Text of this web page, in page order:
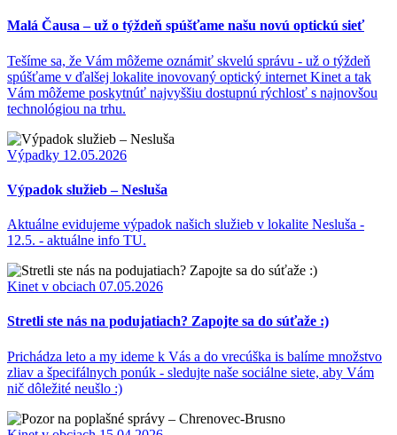
Malá Čausa – už o týždeň spúšťame našu novú optickú sieť
Tešíme sa, že Vám môžeme oznámiť skvelú správu - už o týždeň
spúšťame v ďalšej lokalite inovovaný optický internet Kinet a tak
Vám môžeme poskytnúť najvyššiu dostupnú rýchlosť s najnovšou
technológiou na trhu.
Výpadky 12.05.2026
Výpadok služieb – Nesluša
Aktuálne evidujeme výpadok našich služieb v lokalite Nesluša -
12.5. - aktuálne info TU.
Kinet v obciach 07.05.2026
Stretli ste nás na podujatiach? Zapojte sa do súťaže :)
Prichádza leto a my ideme k Vás a do vrecúška is balíme množstvo
zliav a špecifálnych ponúk - sledujte naše sociálne siete, aby Vám
nič dôležité neušlo :)